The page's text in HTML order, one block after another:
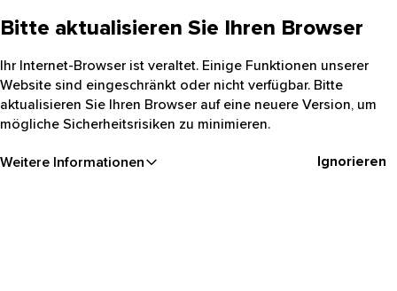
Bitte aktualisieren Sie Ihren Browser
Ihr Internet-Browser ist veraltet. Einige Funktionen unserer
Website sind eingeschränkt oder nicht verfügbar. Bitte
aktualisieren Sie Ihren Browser auf eine neuere Version, um
mögliche Sicherheitsrisiken zu minimieren.
Weitere Informationen Ignorieren